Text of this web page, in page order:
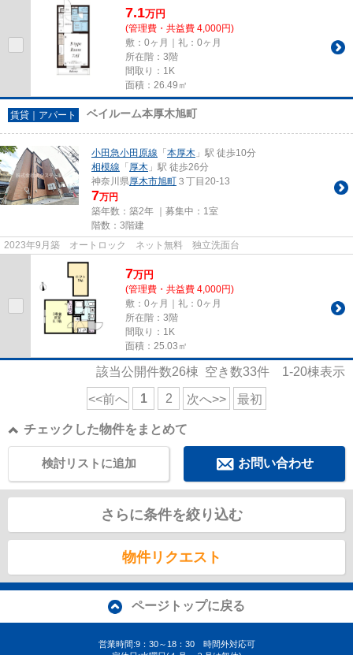
7.1万円
(管理費・共益費 4,000円)
敷：0ヶ月｜礼：0ヶ月
所在階：3階
間取り：1K
面積：26.49㎡
賃貸｜アパート ベイルーム本厚木旭町
小田急小田原線 「本厚木 」駅 徒歩10分
相模線 「厚木 」駅 徒歩26分
神奈川県厚木市旭町 ３丁目20-13
7万円
築年数：築2年 ｜募集中： 1室
階数：3階建
2023年9月築 オートロック ネット無料 独立洗面台
7万円
(管理費・共益費 4,000円)
敷：0ヶ月｜礼：0ヶ月
所在階：3階
間取り：1K
面積：25.03㎡
該当公開件数26棟 空き数33件 1-20棟表示
<<前へ 1 2 次へ>> 最初
チェックした物件をまとめて
お問い合わせ
検討リストに追加
さらに条件を絞り込む
物件リクエスト
ページトップに戻る
営業時間:9：30～18：30 時間外対応可